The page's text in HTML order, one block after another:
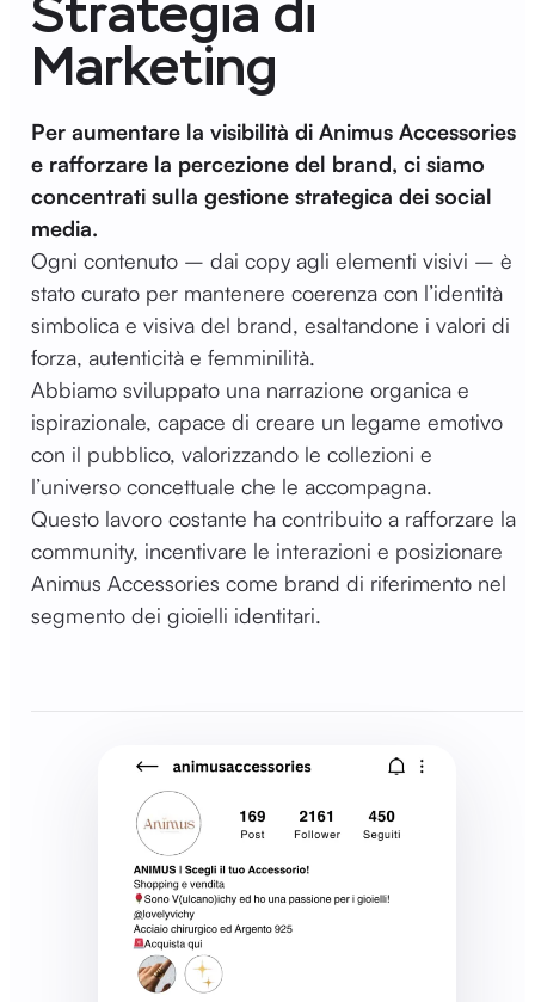
Marketing
Per aumentare la visibilità di Animus Accessories
e rafforzare la percezione del brand, ci siamo
concentrati sulla gestione strategica dei social
media.
Ogni contenuto – dai copy agli elementi visivi – è
stato curato per mantenere coerenza con l’identità
simbolica e visiva del brand, esaltandone i valori di
forza, autenticità e femminilità.
Abbiamo sviluppato una narrazione organica e
ispirazionale, capace di creare un legame emotivo
con il pubblico, valorizzando le collezioni e
l’universo concettuale che le accompagna.
Questo lavoro costante ha contribuito a rafforzare la
community, incentivare le interazioni e posizionare
Animus Accessories come brand di riferimento nel
segmento dei gioielli identitari.